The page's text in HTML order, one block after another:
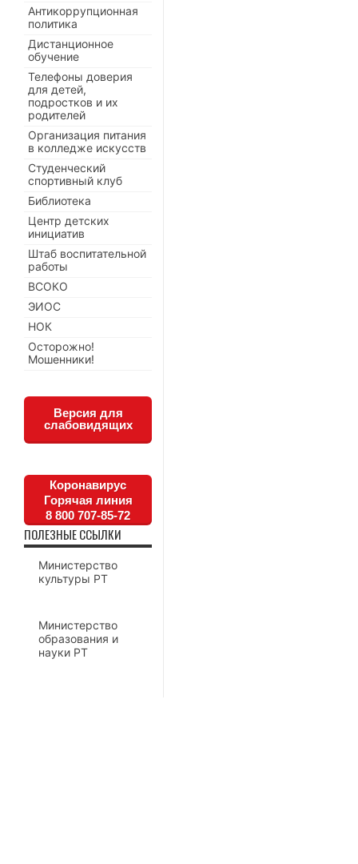
Антикоррупционная
политика
Дистанционное
обучение
Телефоны доверия
для детей,
подростков и их
родителей
Организация питания
в колледже искусств
Студенческий
спортивный клуб
Библиотека
Центр детских
инициатив
Штаб воспитательной
работы
ВСОКО
ЭИОС
НОК
Осторожно!
Мошенники!
Версия для
слабовидящих
Коронавирус
Горячая линия
8 800 707-85-72
ПОЛЕЗНЫЕ ССЫЛКИ
Министерство
культуры РТ
Министерство
образования и
науки РТ